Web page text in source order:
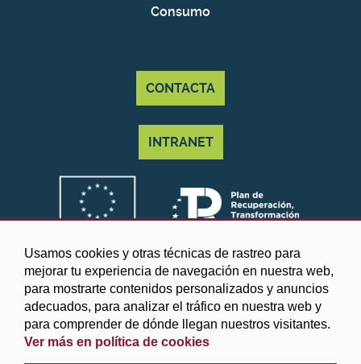
Usamos cookies y otras técnicas de rastreo para
mejorar tu experiencia de navegación en nuestra web,
para mostrarte contenidos personalizados y anuncios
adecuados, para analizar el tráfico en nuestra web y
para comprender de dónde llegan nuestros visitantes.
Ver más en política de cookies
Consumo
CONTACTA
INTRANET